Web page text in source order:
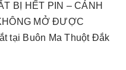
BỊ HẾT PIN – CẢNH
MỞ ĐƯỢC
tại Buôn Ma Thuột Đắk